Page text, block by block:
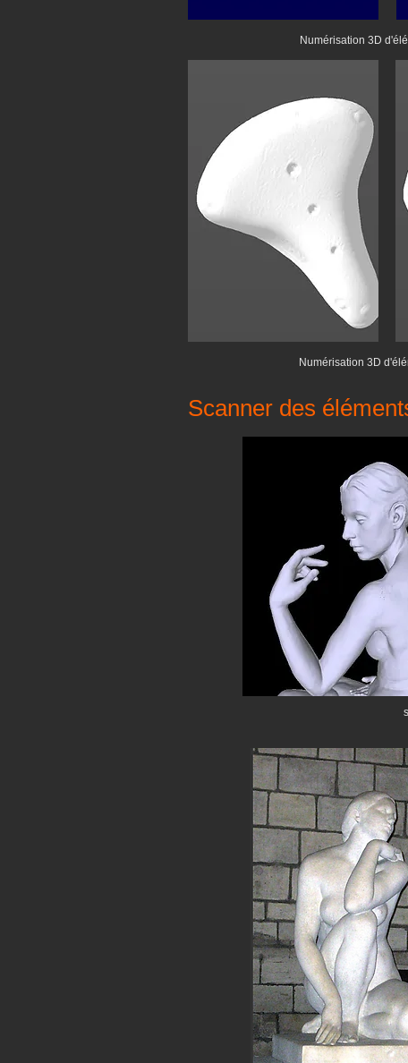
Numérisation 3D
Numérisation 3D
Scanner des